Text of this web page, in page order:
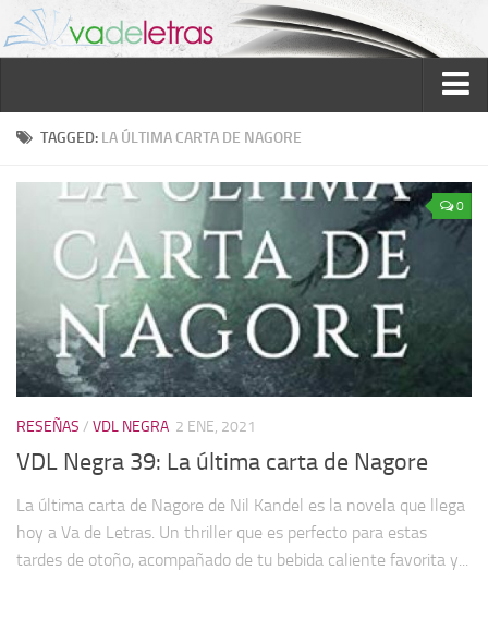
Inicio
Política de reseñas
Recomendados
Novela negra
Sobre mí
TAGGED: LA ÚLTIMA CARTA DE NAGORE
0
RESEÑAS / VDL NEGRA 2 ENE, 2021
VDL Negra 39: La última carta de Nagore
La última carta de Nagore de Nil Kandel es la novela que llega
hoy a Va de Letras. Un thriller que es perfecto para estas
tardes de otoño, acompañado de tu bebida caliente favorita y...